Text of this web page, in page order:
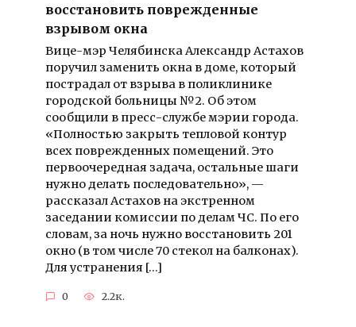
восстановить поврежденные
взрывом окна
Вице-мэр Челябинска Александр Астахов
поручил заменить окна в доме, который
пострадал от взрыва в поликлинике
городской больницы №2. Об этом
сообщили в пресс-службе мэрии города.
«Полностью закрыть тепловой контур
всех поврежденных помещений. Это
первоочередная задача, остальные шаги
нужно делать последовательно», —
рассказал Астахов на экстренном
заседании комиссии по делам ЧС. По его
словам, за ночь нужно восстановить 201
окно (в том числе 70 стекол на балконах).
Для устранения […]
0 2.2к.